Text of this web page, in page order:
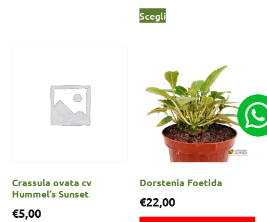
Scegli
Crassula ovata cv
Hummel’s Sunset
€5,00
Dorstenia Foetida
€22,00